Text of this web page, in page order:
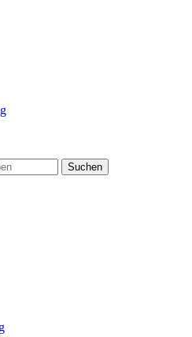
Suchen